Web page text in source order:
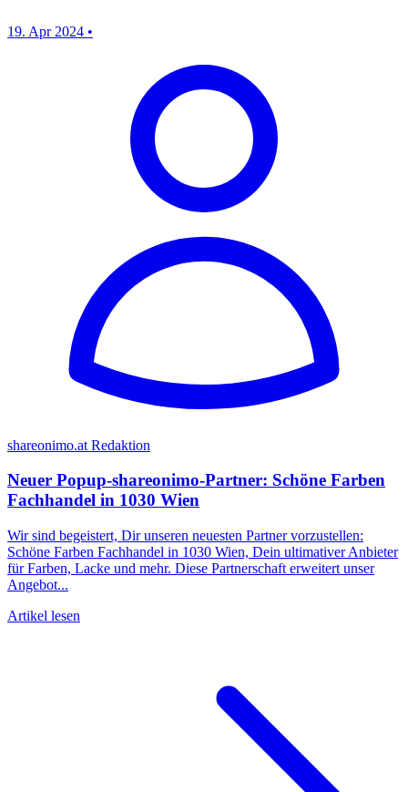
19. Apr 2024 •
shareonimo.at Redaktion
Neuer Popup-shareonimo-Partner: Schöne Farben
Fachhandel in 1030 Wien
Wir sind begeistert, Dir unseren neuesten Partner vorzustellen:
Schöne Farben Fachhandel in 1030 Wien, Dein ultimativer Anbieter
für Farben, Lacke und mehr. Diese Partnerschaft erweitert unser
Angebot...
Artikel lesen